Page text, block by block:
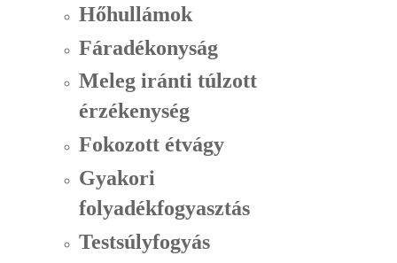
Hőhullámok
Fáradékonyság
Meleg iránti túlzott
érzékenység
Fokozott étvágy
Gyakori
folyadékfogyasztás
Testsúlyfogyás